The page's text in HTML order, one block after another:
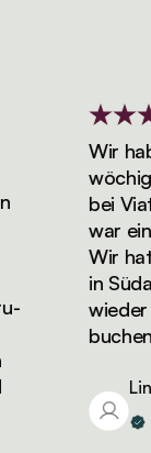
Wir
bei
war
Wir
in
wieder
buchen!
Linda